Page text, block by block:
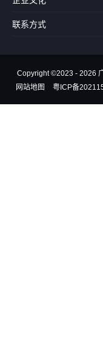
联系方式
Copyright ©2023 - 2026
网站地图
粤ICP备